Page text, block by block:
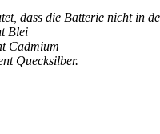
dass die Batterie nicht in
Blei
Cadmium
Quecksilber.